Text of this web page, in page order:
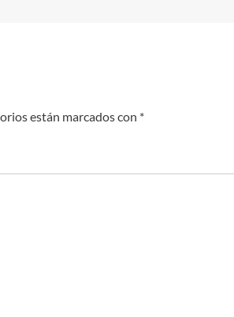
están marcados con *